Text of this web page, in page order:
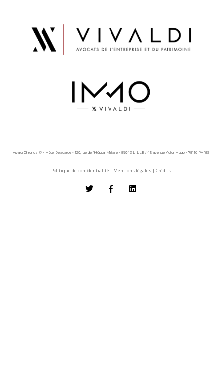
Vivaldi Chronos © - Hôtel Delagarde - 120, rue de l'Hôpital Militaire - 59043 LILLE / 45 avenue Victor Hugo - 75116 PARIS
Politique de confidentialité | Mentions légales | Crédits